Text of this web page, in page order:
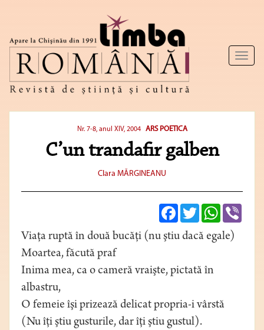
Toggle
Nr. 7-8, anul XIV, 2004 ARS POETICA
C’un trandafir galben
Clara MĂRGINEANU
FacebookTwitterWhatsApp
Viaţa ruptă în două bucăţi (nu ştiu dacă egale)
Moartea, făcută praf
Inima mea, ca o cameră vraişte, pictată în
albastru,
O femeie îşi prizează delicat propria-i vârstă
(Nu îţi ştiu gusturile, dar îţi ştiu gustul).